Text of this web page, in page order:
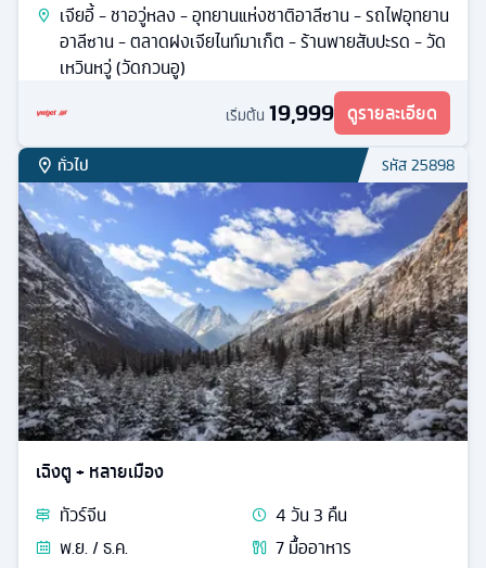
เจียอี้ - ชาอวู่หลง - อุทยานแห่งชาติอาลีซาน - รถไฟอุทยาน
อาลีซาน - ตลาดฝงเจียไนท์มาเก็ต - ร้านพายสับปะรด - วัด
เหวินหวู่ (วัดกวนอู)
เริ่มต้น 19,999 ดูรายละเอียด
ทั่วไป รหัส25898
เฉิงตู + หลายเมือง
ทัวร์จีน 4วัน3 คืน
พ.ย. / ธ.ค.
7มื้ออาหาร